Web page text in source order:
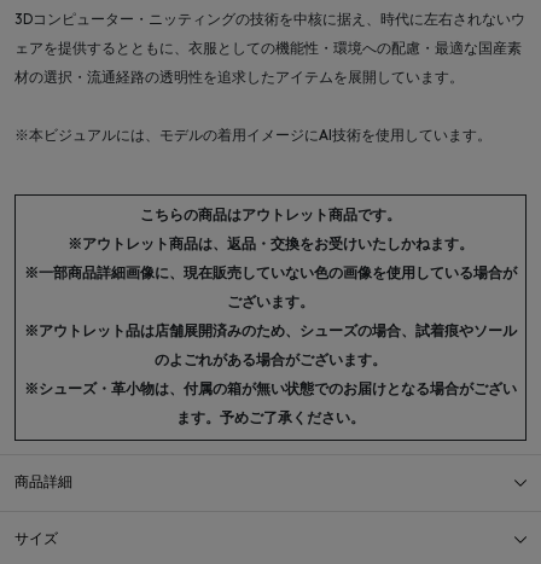
3Dコンピューター・ニッティングの技術を中核に据え、時代に左右されないウ
ェアを提供するとともに、衣服としての機能性・環境への配慮・最適な国産素
材の選択・流通経路の透明性を追求したアイテムを展開しています。
※本ビジュアルには、モデルの着用イメージにAI技術を使用しています。
こちらの商品はアウトレット商品です。
※アウトレット商品は、返品・交換をお受けいたしかねます。
※一部商品詳細画像に、現在販売していない色の画像を使用している場合が
ございます。
※アウトレット品は店舗展開済みのため、シューズの場合、試着痕やソール
のよごれがある場合がございます。
※シューズ・革小物は、付属の箱が無い状態でのお届けとなる場合がござい
ます。予めご了承ください。
商品詳細
サイズ